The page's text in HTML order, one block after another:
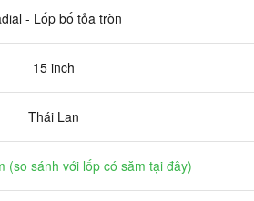
- Lốp bố tỏa tròn
15 inch
Thái Lan
(so sánh với lốp có săm tại đây)